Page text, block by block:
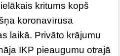
kritums kopš
koronavīrusa
laikā. Privāto krājumu
IKP pieaugumu otrajā